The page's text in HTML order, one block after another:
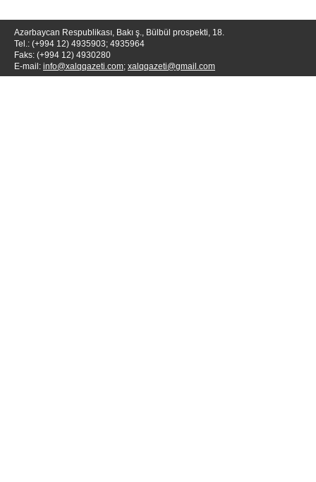
Azərbaycan Respublikası, Bakı ş., Bülbül prospekti, 18.
Tel.: (+994 12) 4935903; 4935964
Faks: (+994 12) 4930280
E-mail: info@xalqqazeti.com; xalqqazeti@gmail.com